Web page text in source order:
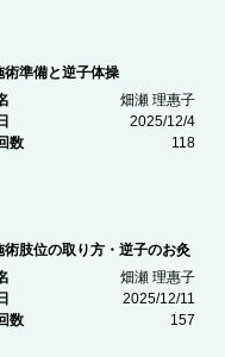
術準備と逆子体操
畑瀬 理惠子
2025/12/4
数
118
術肢位の取り方・逆子のお灸
畑瀬 理惠子
2025/12/11
数
157